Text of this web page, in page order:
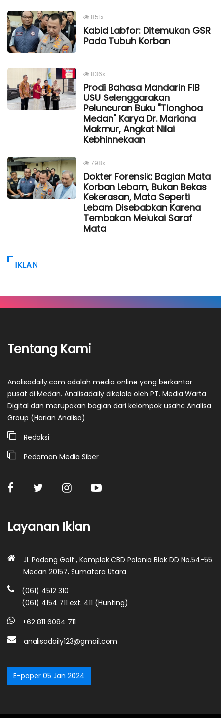
851x
Kabid Labfor: Ditemukan GSR
Pada Tubuh Korban
836x
Prodi Bahasa Mandarin FIB
USU Selenggarakan
Peluncuran Buku "Tionghoa
Medan" Karya Dr. Mariana
Makmur, Angkat Nilai
Kebhinnekaan
798x
Dokter Forensik: Bagian Mata
Korban Lebam, Bukan Bekas
Kekerasan, Mata Seperti
Lebam Disebabkan Karena
Tembakan Melukai Saraf
Mata
IKLAN
Tentang Kami
Analisadaily.com adalah media online yang berkantor
pusat di Medan. Analisadaily dikelola oleh PT. Media Warta
Digital dan merupakan bagian dari kelompok usaha Analisa
Group (Harian Analisa)
Redaksi
Pedoman Media Siber
Layanan Iklan
Jl. Padang Golf , Komplek CBD Polonia Blok DD No.54-55
Medan 20157, Sumatera Utara
(061) 4512 310
(061) 4154 711 ext. 411 (Hunting)
+62 811 6084 711
analisadaily123@gmail.com
E-paper 05 Jan 2024